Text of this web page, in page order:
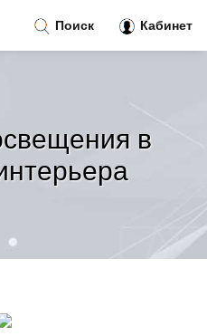
в
Поиск Кабинет